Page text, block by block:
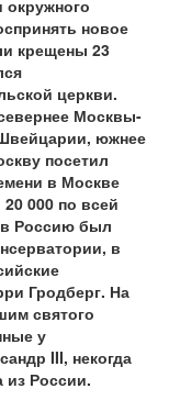
новое
крещены 23
церкви.
Москвы-
южнее
посетил
в Москве
000 по всей
Россию был
в
Гродберг. На
святого
у
III, некогда
из России.